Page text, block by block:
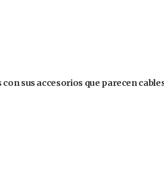
sus accesorios que parecen